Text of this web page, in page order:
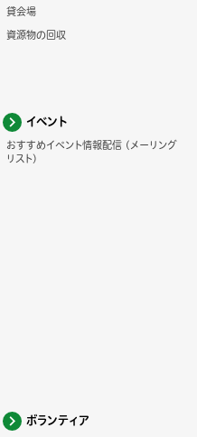
貸会場
資源物の回収
イベント
おすすめイベント情報配信 (メーリング
リスト)
ボランティア